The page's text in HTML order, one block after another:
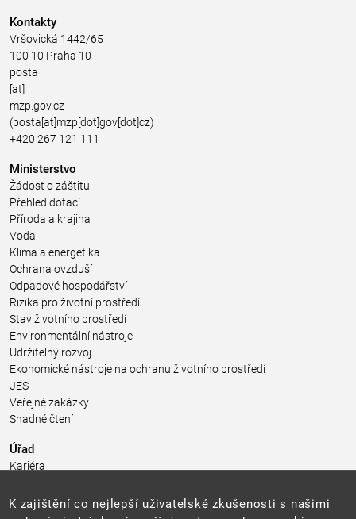
Kontakty
Vršovická 1442/65
100 10 Praha 10
posta
[at]
mzp.gov.cz
(posta[at]mzp[dot]gov[dot]cz)
+420 267 121 111
Ministerstvo
Žádost o záštitu
Přehled dotací
Příroda a krajina
Voda
Klima a energetika
Ochrana ovzduší
Odpadové hospodářství
Rizika pro životní prostředí
Stav životního prostředí
Environmentální nástroje
Udržitelný rozvoj
Ekonomické nástroje na ochranu životního prostředí
JES
Veřejné zakázky
Snadné čtení
Úřad
Kariéra
Pro média a veřejnost
Povinně zveřejňované informace
K zajištění co nejlepší uživatelské zkušenosti s našimi